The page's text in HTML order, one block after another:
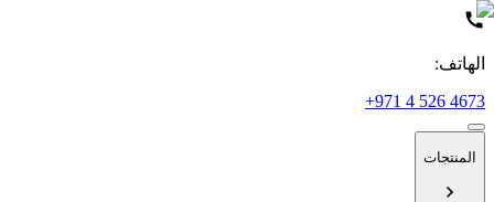
الهاتف:
+971 4 526 4673
المنتجات